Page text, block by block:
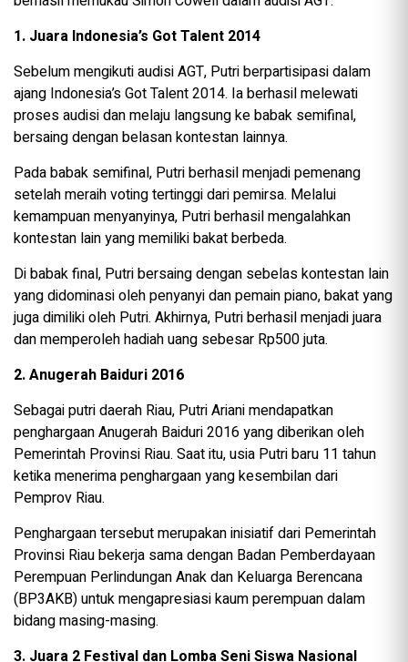
1. Juara Indonesia’s Got Talent 2014
Sebelum mengikuti audisi AGT, Putri berpartisipasi dalam
ajang Indonesia’s Got Talent 2014. Ia berhasil melewati
proses audisi dan melaju langsung ke babak semifinal,
bersaing dengan belasan kontestan lainnya.
Pada babak semifinal, Putri berhasil menjadi pemenang
setelah meraih voting tertinggi dari pemirsa. Melalui
kemampuan menyanyinya, Putri berhasil mengalahkan
kontestan lain yang memiliki bakat berbeda.
Di babak final, Putri bersaing dengan sebelas kontestan lain
yang didominasi oleh penyanyi dan pemain piano, bakat yang
juga dimiliki oleh Putri. Akhirnya, Putri berhasil menjadi juara
dan memperoleh hadiah uang sebesar Rp500 juta.
2. Anugerah Baiduri 2016
Sebagai putri daerah Riau, Putri Ariani mendapatkan
penghargaan Anugerah Baiduri 2016 yang diberikan oleh
Pemerintah Provinsi Riau. Saat itu, usia Putri baru 11 tahun
ketika menerima penghargaan yang kesembilan dari
Pemprov Riau.
Penghargaan tersebut merupakan inisiatif dari Pemerintah
Provinsi Riau bekerja sama dengan Badan Pemberdayaan
Perempuan Perlindungan Anak dan Keluarga Berencana
(BP3AKB) untuk mengapresiasi kaum perempuan dalam
bidang masing-masing.
3. Juara 2 Festival dan Lomba Seni Siswa Nasional